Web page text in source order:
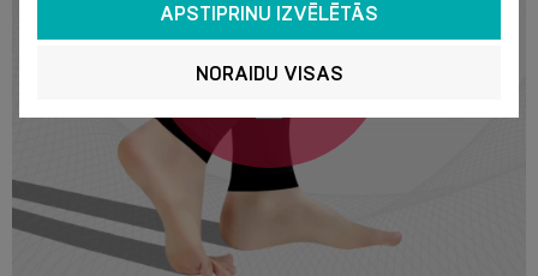
APSTIPRINU IZVĒLĒTĀS
NORAIDU VISAS